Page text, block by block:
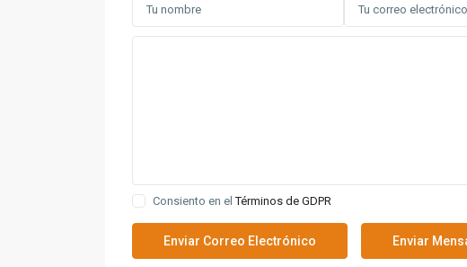
Consiento en elTérminos de GDPR